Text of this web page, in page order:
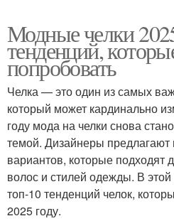
Модные челки
тенденций,
попробовать
Челка — это один из самых
который может кардинально
году мода на челки снова
темой. Дизайнеры
вариантов, которые подходят
волос и стилей одежды. В
топ-10 тенденций челок,
2025 году.